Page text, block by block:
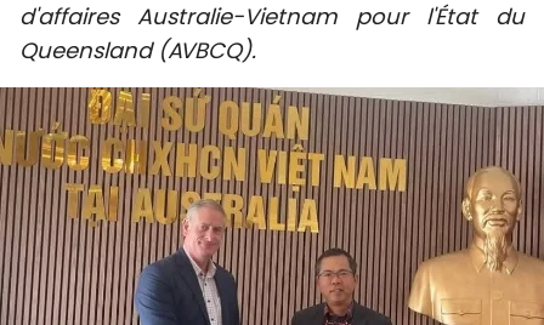
ENVIRONNEMENT
SPORT
FRANCOPHONIE
PAYS NATAL
INTERNATIONAL
MÉGASTORIE
d'affaires Australie-Vietnam pour l'État du
Queensland (AVBCQ).